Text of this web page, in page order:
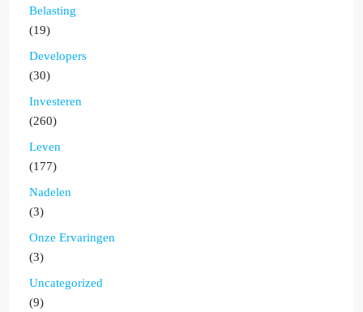
Belasting
(19)
Developers
(30)
Investeren
(260)
Leven
(177)
Nadelen
(3)
Onze Ervaringen
(3)
Uncategorized
(9)